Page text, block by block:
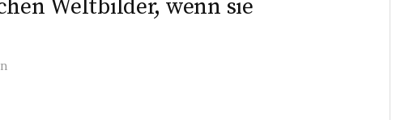
Weltbilder, wenn sie